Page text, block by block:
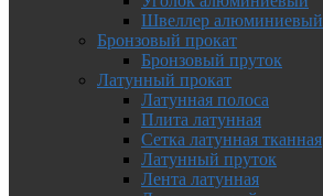
Швеллер алюминиевый
Бронзовый прокат
Бронзовый пруток
Латунный прокат
Латунная полоса
Плита латунная
Сетка латунная тканная
Латунный пруток
Лента латунная